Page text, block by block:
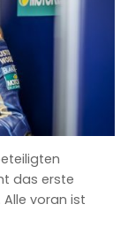
das erste
Alle voran ist